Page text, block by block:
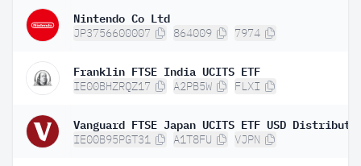
Nintendo Co Ltd
JP3756600007 864009 7974
Franklin FTSE India UCITS ETF
IE00BHZRQZ17 A2PB5W FLXI
Vanguard FTSE Japan UCITS ETF USD
IE00B95PGT31 A1T8FU VJPN